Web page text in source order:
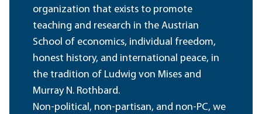
organization that exists to promote
teaching and research in the Austrian
School of economics, individual freedom,
honest history, and international peace, in
the tradition of Ludwig von Mises and
Murray N. Rothbard.
Non-political, non-partisan, and non-PC, we